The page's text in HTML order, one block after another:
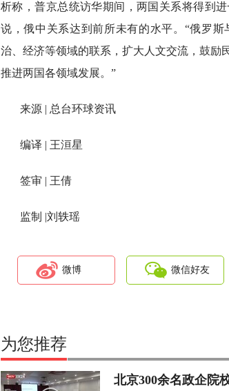
析称，普京总统访华期间，两国关系将得到
说，俄中关系达到前所未有的水平。“俄罗
治、经济等领域的联系，扩大人文交流，鼓励
推进两国各领域发展。”
来源 | 总台环球资讯
编译 | 王洹星
签审 | 王倩
监制 |刘轶瑶
微博 微信好友
为您推荐
北京300余名政企院